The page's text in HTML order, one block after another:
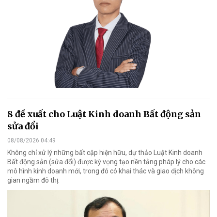
8 đề xuất cho Luật Kinh doanh Bất động sản
sửa đổi
08/08/2026 04:49
Không chỉ xử lý những bất cập hiện hữu, dự thảo Luật Kinh doanh
Bất động sản (sửa đổi) được kỳ vọng tạo nền tảng pháp lý cho các
mô hình kinh doanh mới, trong đó có khai thác và giao dịch không
gian ngầm đô thị.